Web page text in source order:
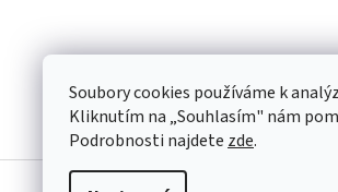
Soubory cookies používáme k
Kliknutím na „Souhlasím" nám
Podrobnosti najdete zde.